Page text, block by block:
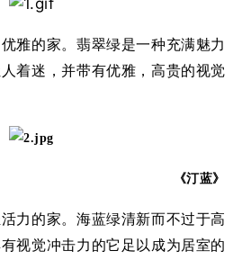
的家。翡翠绿是一种充满魅力
着迷，并带有优雅，高贵的视觉
《汀蓝》
的家。海蓝绿清新而不过于高
视觉冲击力的它足以成为居室的